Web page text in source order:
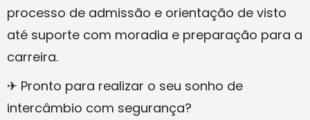
processo de admissão e orientação de visto
até suporte com moradia e preparação para a
carreira.
✈ Pronto para realizar o seu sonho de
intercâmbio com segurança?